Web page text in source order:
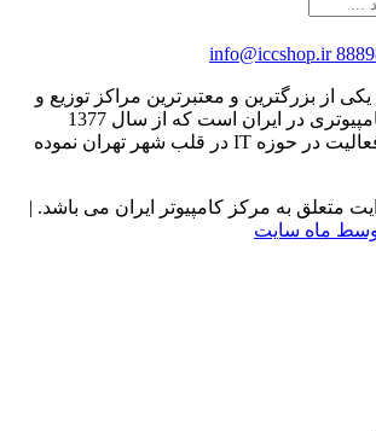
info@iccshop.ir
یکی از بزرگترین و معتبرترین مراکز توزیع و
فروش محصولات کامپیوتری در ایران است که از سال 1377
تاسیس و شروع به فعالیت در حوزه IT در قلب شهر تهران نموده
متعلق به مرکز کامپیوتر ایران می باشد. |
ماه سایت